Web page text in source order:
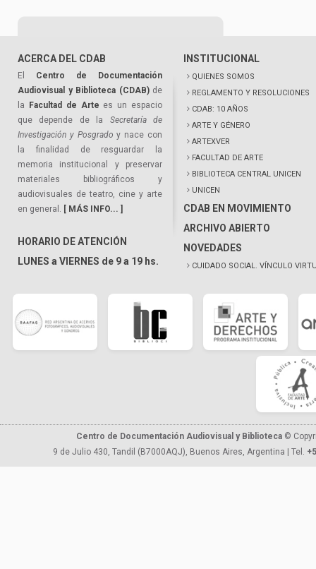
ACERCA DEL CDAB
El Centro de Documentación
Audiovisual y Biblioteca (CDAB)de
la
Facultad de Arte es un espacio
que depende de la Secretaría de
Investigación y Posgrado y nace con
la finalidad de resguardar la
memoria institucional y preservar
materiales bibliográficos y
audiovisuales de teatro, cine y arte
en general. [ MÁS INFO... ]
HORARIO DE ATENCIÓN
LUNES a VIERNES de 9 a 19 hs.
INSTITUCIONAL
QUIENES SOMOS
REGLAMENTO Y RESOLUCIONES
CDAB: 10 AÑOS
ARTE Y GÉNERO
ARTEXVER
FACULTAD DE ARTE
BIBLIOTECA CENTRAL UNICEN
UNICEN
CDAB EN MOVIMIENTO
ARCHIVO ABIERTO
NOVEDADES
CUIDADO SOCIAL. VÍNCULO
Centro de Documentación Audiovisual y Biblioteca ©
9 de Julio 430, Tandil (B7000AQJ), Buenos Aires, Argentina | Tel.